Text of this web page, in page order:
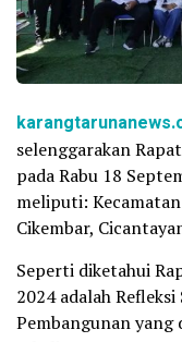
selenggarakan
pada Rabu 18
meliputi:
Cikembar,
Seperti diketahui
2024 adalah
Pembangunan yang